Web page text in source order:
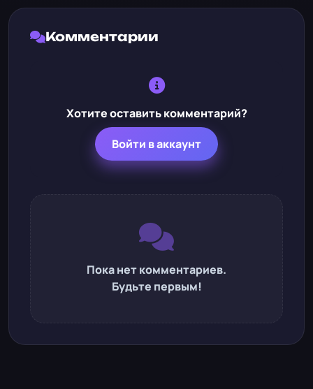
Комментарии
Хотите оставить комментарий?
Войти в аккаунт
Пока нет комментариев.
Будьте первым!